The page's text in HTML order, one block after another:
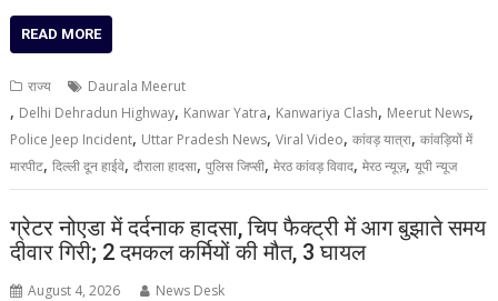
READ MORE
राज्य Daurala Meerut
, Delhi Dehradun Highway, Kanwar Yatra, Kanwariya Clash, Meerut News,
Police Jeep Incident, Uttar Pradesh News,Viral Video,कांवड़ यात्रा,कांवड़ियों में
मारपीट,दिल्ली दून हाईवे,दौराला हादसा,पुलिस जिप्सी,मेरठ कांवड़ विवाद,मेरठ न्यूज़,यूपी न्यूज
ग्रेटर नोएडा में दर्दनाक हादसा, चिप फैक्ट्री में आग बुझाते समय
दीवार गिरी; 2 दमकल कर्मियों की मौत, 3 घायल
August 4, 2026 News Desk